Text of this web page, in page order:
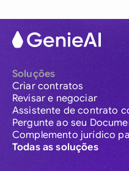
Soluções
Criar contratos
Revisar e negociar
Assistente de contrato
Pergunte ao seu
Complemento jurídico
Todas as soluções